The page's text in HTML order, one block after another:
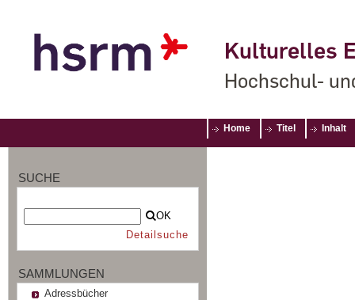
Kulturelles
Hochschul-
Home Titel Inhalt
SUCHE
OK
Detailsuche
SAMMLUNGEN
Adressbücher